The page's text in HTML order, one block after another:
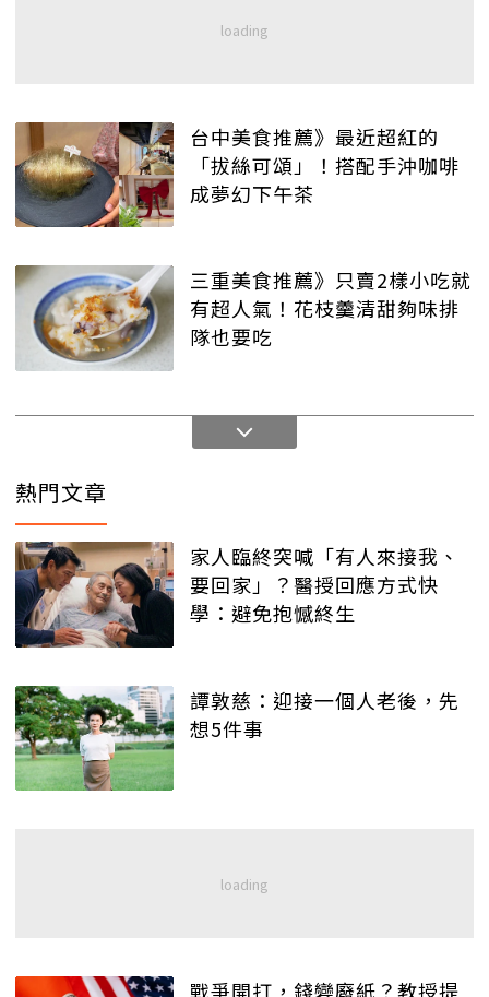
台中美食推薦》最近超紅的
「拔絲可頌」！搭配手沖咖啡
成夢幻下午茶
三重美食推薦》只賣2樣小吃就
有超人氣！花枝羹清甜夠味排
隊也要吃
熱門文章
家人臨終突喊「有人來接我、
要回家」？醫授回應方式快
學：避免抱憾終生
譚敦慈：迎接一個人老後，先
想5件事
戰爭開打，錢變廢紙？教授提